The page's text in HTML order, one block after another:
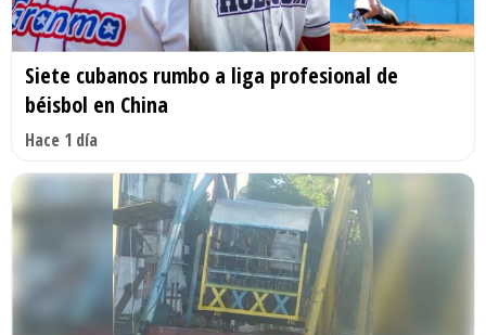
Siete cubanos rumbo a liga profesional de
béisbol en China
Hace 1 día